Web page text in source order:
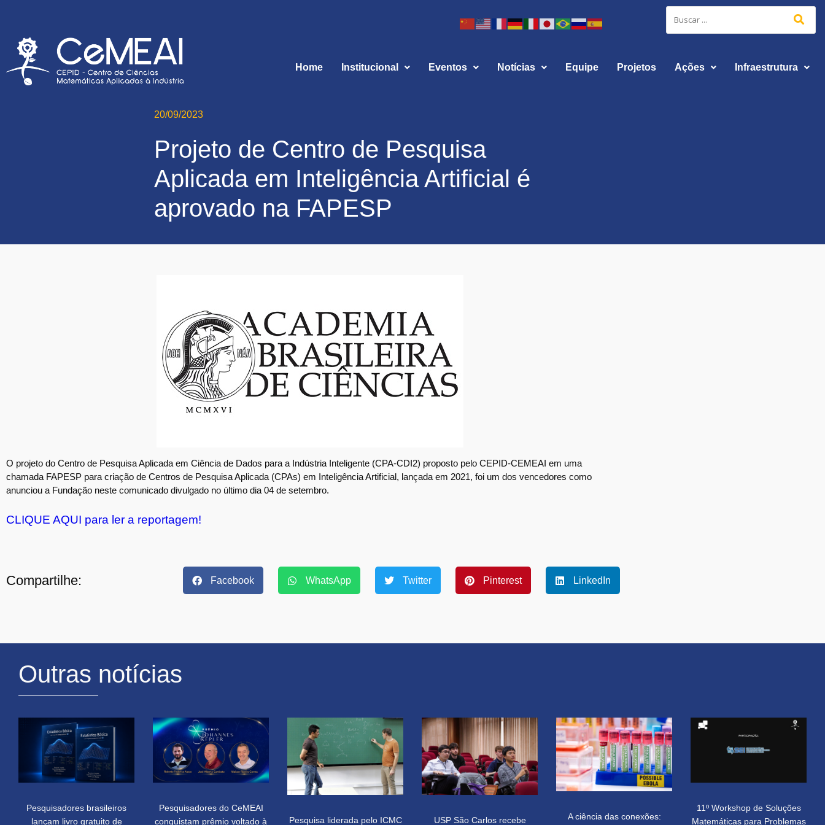
Home Institucional Eventos Notícias Equipe Projetos Ações Infraestrutura
20/09/2023
Projeto de Centro de Pesquisa
Aplicada em Inteligência Artificial é
aprovado na FAPESP
O projeto do Centro de Pesquisa Aplicada em Ciência de Dados para a Indústria Inteligente (CPA-CDI2) proposto pelo CEPID-CEMEAI em uma
chamada FAPESP para criação de Centros de Pesquisa Aplicada (CPAs) em Inteligência Artificial, lançada em 2021, foi um dos vencedores como
anunciou a Fundação neste comunicado divulgado no último dia 04 de setembro.
CLIQUE AQUI para ler a reportagem!
Compartilhe: Facebook WhatsApp Twitter Pinterest LinkedIn
Outras notícias
Pesquisadores brasileiros
lançam livro gratuito de
Pesquisadores do CeMEAI
conquistam prêmio voltado à
Pesquisa liderada pelo ICMC USP São Carlos recebe A ciência das conexões:
11º Workshop de Soluções
Matemáticas para Problemas